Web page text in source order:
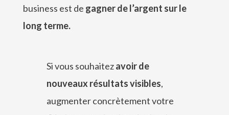
business est de gagner de l’argent sur le
long terme.
Si vous souhaitezavoir de
nouveaux résultats visibles,
augmenter concrètement votre